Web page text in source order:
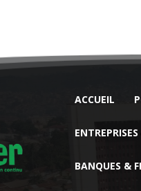
ACCUEIL
BANQUES &